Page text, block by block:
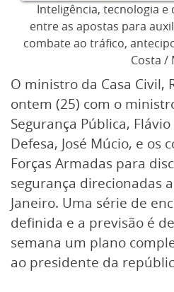
Inteligência, tecnologia e
entre as apostas para
combate ao tráfico,
Costa /
O ministro da Casa Civil,
ontem (25) com o
Segurança Pública,
Defesa, José Múcio, e os
Forças Armadas para
segurança direcionadas
Janeiro. Uma série de
definida e a previsão é
semana um plano
ao presidente da